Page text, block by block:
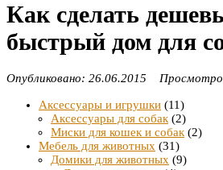
Как сделать
быстрый дом для
Опубликовано: 26.06.2015
Аксессуары и игрушки (11)
Аксессуары для собак (2)
Миски для кошек и собак (2)
Мебель для животных (31)
Домики для животных (9)